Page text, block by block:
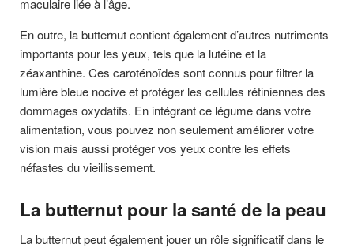
maculaire liée à l’âge.
En outre, la butternut contient également d’autres nutriments
importants pour les yeux, tels que la lutéine et la
zéaxanthine. Ces caroténoïdes sont connus pour filtrer la
lumière bleue nocive et protéger les cellules rétiniennes des
dommages oxydatifs. En intégrant ce légume dans votre
alimentation, vous pouvez non seulement améliorer votre
vision mais aussi protéger vos yeux contre les effets
néfastes du vieillissement.
La butternut pour la santé de la peau
La butternut peut également jouer un rôle significatif dans le